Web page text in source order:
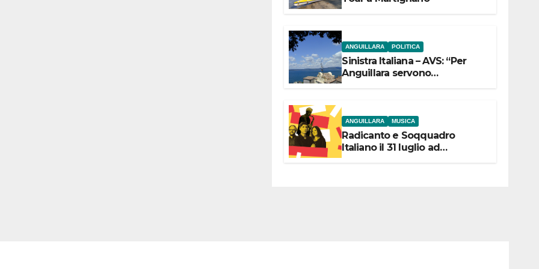
ANGUILLARA POLITICA
Sinistra Italiana – AVS: “Per
Anguillara servono
ANGUILLARA MUSICA
Radicanto e Soqquadro
Italiano il 31 luglio ad